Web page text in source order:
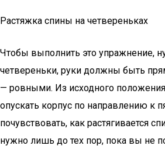
Растяжка спины на четвереньках
Чтобы выполнить это упражнение,
четвереньки, руки должны быть
— ровными. Из исходного
опускать корпус по направлению к
почувствовать, как растягивается
нужно лишь до тех пор, пока вы не